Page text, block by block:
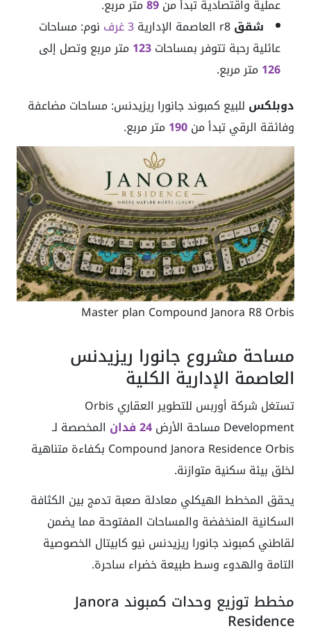
عملية واقتصادية تبدأ من89متر مربع.
شقق
3غرف نوم: مساحات
عائلية رحبة تتوفر بمساحات123 متر مربع وتصل إلى
126 متر مربع.
دوبلكس للبيع كمبوند جانورا ريزيدنس: مساحات مضاعفة
وفائقة الرقي تبدأ من190 متر مربع.
Master plan Compound Janora R8 Orbis
مساحة مشروع جانورا ريزيدنس
العاصمة الإدارية الكلية
تستغل شركة أوربس للتطوير العقاري Orbis
Development مساحة الأرض
المخصصة لـ
Compound Janora Residence Orbis بكفاءة متناهية
لخلق بيئة سكنية متوازنة.
يحقق المخطط الهيكلي معادلة صعبة تدمج بين الكثافة
السكانية المنخفضة والمساحات المفتوحة مما يضمن
لقاطني كمبوند جانورا ريزيدنس نيو كابيتال الخصوصية
التامة والهدوء وسط طبيعة خضراء ساحرة.
مخطط توزيع وحدات كمبوند Janora
Residence